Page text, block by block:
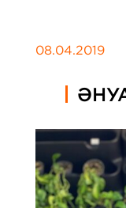
08.04.2019